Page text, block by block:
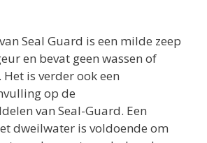
Seal Guard is een milde zeep
en bevat geen wassen of
is verder ook een
op de
van Seal-Guard. Een
dweilwater is voldoende om